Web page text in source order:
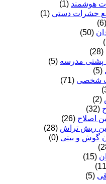
هوشمند (1)
حشرات دستی (1)
(6)
(50)
(28)
پشتی مدرسه (5)
(5)
شخصی (71)
(2)
(32)
اصلاح (26)
ریش تراش (28)
گوش و بینی (0)
(15)
(5)